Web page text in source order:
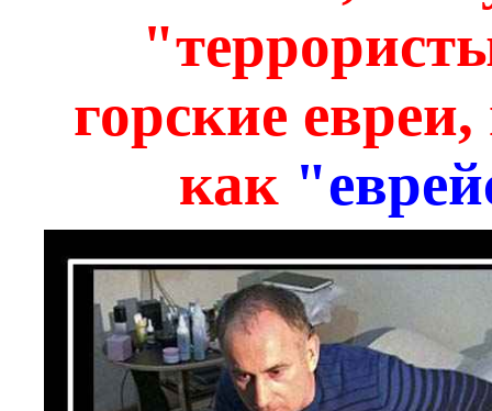
горские
как